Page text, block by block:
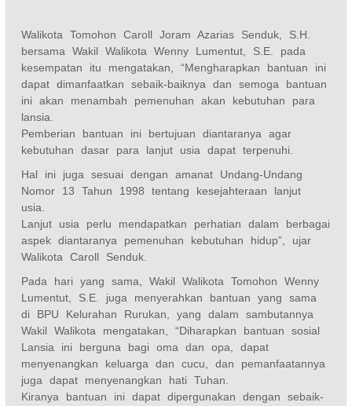
Walikota Tomohon Caroll Joram Azarias Senduk, S.H.
bersama Wakil Walikota Wenny Lumentut, S.E. pada
kesempatan itu mengatakan, “Mengharapkan bantuan ini
dapat dimanfaatkan sebaik-baiknya dan semoga bantuan
ini akan menambah pemenuhan akan kebutuhan para
lansia.
Pemberian bantuan ini bertujuan diantaranya agar
kebutuhan dasar para lanjut usia dapat terpenuhi.
Hal ini juga sesuai dengan amanat Undang-Undang
Nomor 13 Tahun 1998 tentang kesejahteraan lanjut
usia.
Lanjut usia perlu mendapatkan perhatian dalam berbagai
aspek diantaranya pemenuhan kebutuhan hidup”, ujar
Walikota Caroll Senduk.
Pada hari yang sama, Wakil Walikota Tomohon Wenny
Lumentut, S.E. juga menyerahkan bantuan yang sama
di BPU Kelurahan Rurukan, yang dalam sambutannya
Wakil Walikota mengatakan, “Diharapkan bantuan sosial
Lansia ini berguna bagi oma dan opa, dapat
menyenangkan keluarga dan cucu, dan pemanfaatannya
juga dapat menyenangkan hati Tuhan.
Kiranya bantuan ini dapat dipergunakan dengan sebaik-